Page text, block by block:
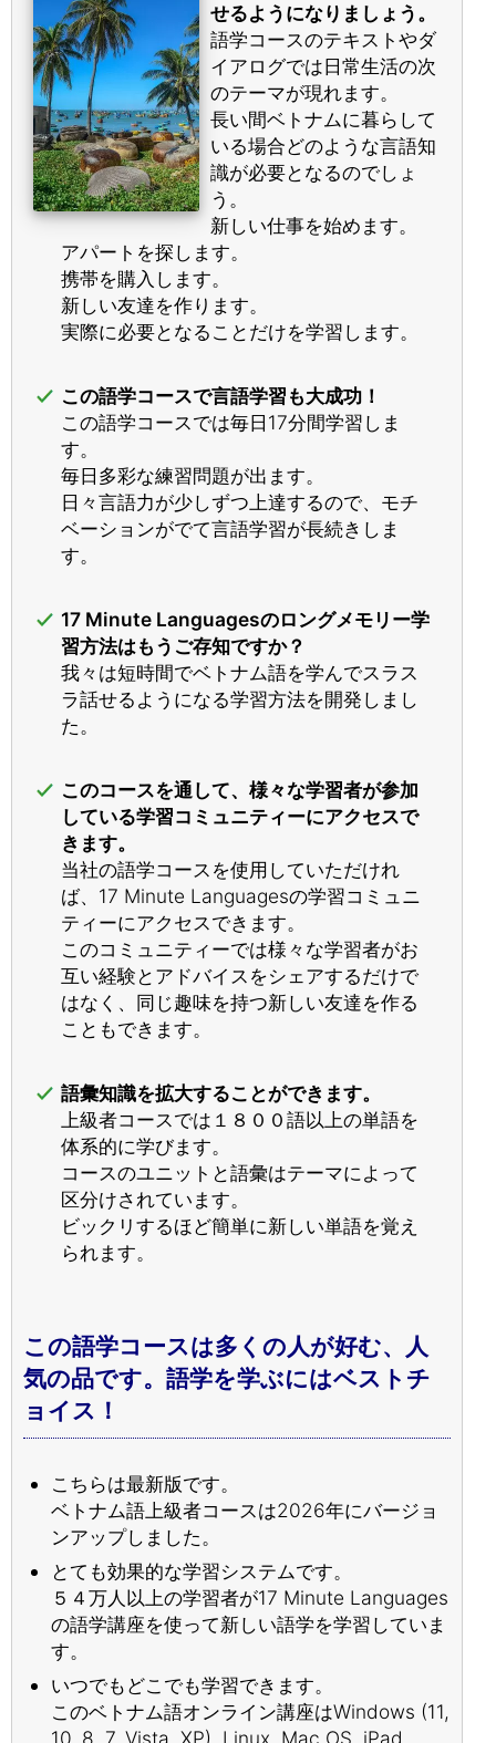
せるようになりましょう。
語学コースのテキストやダ
イアログでは日常生活の次
のテーマが現れます。
長い間ベトナムに暮らして
いる場合どのような言語知
識が必要となるのでしょ
う。
新しい仕事を始めます。
アパートを探します。
携帯を購入します。
新しい友達を作ります。
実際に必要となることだけを学習します。
この語学コースで言語学習も大成功！
この語学コースでは毎日17分間学習しま
す。
毎日多彩な練習問題が出ます。
日々言語力が少しずつ上達するので、モチ
ベーションがでて言語学習が長続きしま
す。
17 Minute Languagesのロングメモリー学
習方法はもうご存知ですか？
我々は短時間でベトナム語を学んでスラス
ラ話せるようになる学習方法を開発しまし
た。
このコースを通して、様々な学習者が参加
している学習コミュニティーにアクセスで
きます。
当社の語学コースを使用していただけれ
ば、17 Minute Languagesの学習コミュニ
ティーにアクセスできます。
このコミュニティーでは様々な学習者がお
互い経験とアドバイスをシェアするだけで
はなく、同じ趣味を持つ新しい友達を作る
こともできます。
語彙知識を拡大することができます。
上級者コースでは１８００語以上の単語を
体系的に学びます。
コースのユニットと語彙はテーマによって
区分けされています。
ビックリするほど簡単に新しい単語を覚え
られます。
この語学コースは多くの人が好む、人
気の品です。語学を学ぶにはベストチ
ョイス！
こちらは最新版です。
ベトナム語上級者コースは2026年にバージョ
ンアップしました。
とても効果的な学習システムです。
５４万人以上の学習者が17 Minute Languages
の語学講座を使って新しい語学を学習していま
す。
いつでもどこでも学習できます。
このベトナム語オンライン講座はWindows (11,
10, 8, 7, Vista, XP), Linux, Mac OS, iPad,